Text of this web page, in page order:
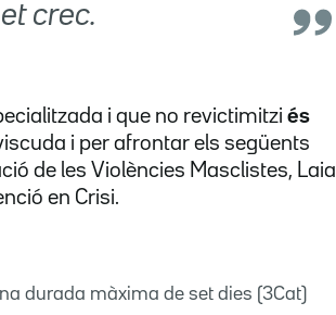
crec.
i que no revictimitzi és
i per afrontar els següents
de les Violències Masclistes, Laia
en Crisi.
durada màxima de set dies (3Cat)